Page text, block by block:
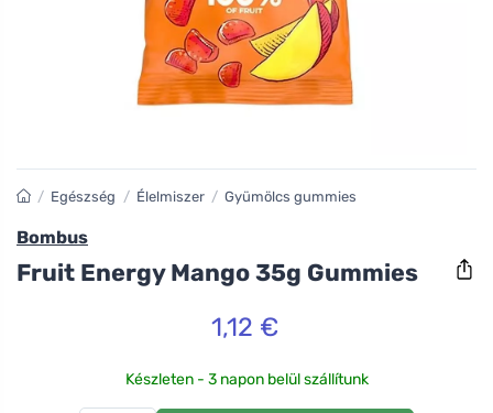
/ Egészség / Élelmiszer / Gyümölcs gummies
Bombus
Fruit Energy Mango 35g Gummies
1,12 €
Készleten - 3 napon belül szállítunk